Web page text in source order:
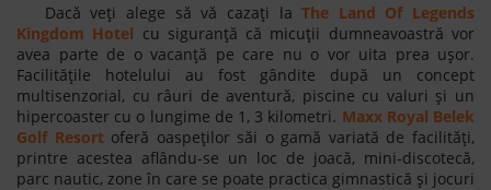
Dacă veți alege să vă cazați laThe Land Of Legends
Kingdom Hotel cu siguranță că micuții dumneavoastră vor
avea parte de o vacanță pe care nu o vor uita prea ușor.
Facilitățile hotelului au fost gândite după un concept
multisenzorial, cu râuri de aventură, piscine cu valuri și un
hipercoaster cu o lungime de 1, 3 kilometri. Maxx Royal Belek
Golf Resort oferă oaspeților săi o gamă variată de facilități,
printre acestea aflându-se un loc de joacă, mini-discotecă,
parc nautic, zone în care se poate practica gimnastică și jocuri